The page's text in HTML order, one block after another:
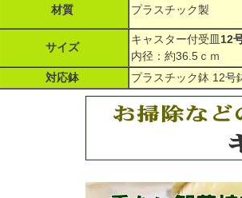
材質 プラスチック製
サイズ
キャスター付受皿 12
内径：約36.5ｃｍ
対応鉢
プラスチック鉢 12号